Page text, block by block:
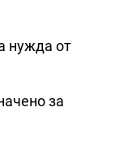
нужда от
за